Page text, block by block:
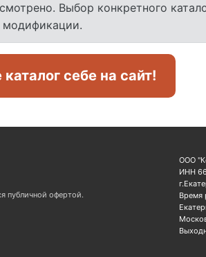
Выбор конкретного
модификации.
себе на сайт!
публичной офертой.
ООО
ИНН
Время